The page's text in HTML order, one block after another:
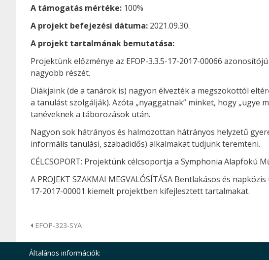
A támogatás mértéke: 100%
A projekt befejezési dátuma: 2021.09.30.
A projekt tartalmának bemutatása:
Projektünk előzménye az EFOP-3.3.5-17-2017-00066
nagyobb részét.
Diákjaink (de a tanárok is) nagyon élvezték a megszokottól
a tanulást szolgálják). Azóta „nyaggatnak” minket, hogy „ugye
tanéveknek a táborozások után.
Nagyon sok hátrányos és halmozottan hátrányos helyzetű
informális tanulási, szabadidős) alkalmakat tudjunk teremteni.
CÉLCSOPORT: Projektünk célcsoportja a Symphonia Alapfokú
A PROJEKT SZAKMAI MEGVALÓSÍTÁSA Bentlakásos és
17-2017-00001 kiemelt projektben kifejlesztett tartalmakat.
EFOP-323-SYA
Általános információk: